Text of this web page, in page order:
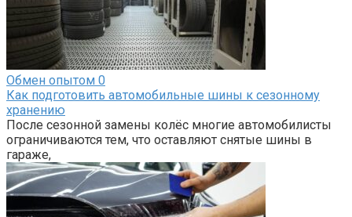
Обмен опытом 0
Как подготовить автомобильные шины к сезонному
хранению
После сезонной замены колёс многие автомобилисты
ограничиваются тем, что оставляют снятые шины в
гараже,